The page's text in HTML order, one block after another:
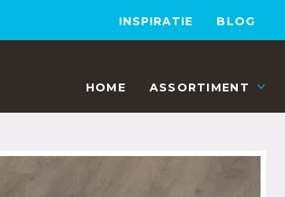
INSPIRATIE BLOG
HOME ASSORTIMENT